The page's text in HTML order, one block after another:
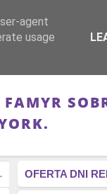
RÉGIMEN -
OFERTA DNI
agent
usage